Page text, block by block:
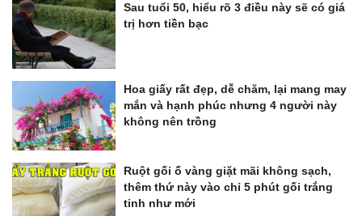
Sau tuổi 50, hiểu rõ 3 điều này sẽ có giá
trị hơn tiền bạc
Hoa giấy rất đẹp, dễ chăm, lại mang may
mắn và hạnh phúc nhưng 4 người này
không nên trồng
Ruột gối ố vàng giặt mãi không sạch,
thêm thứ này vào chỉ 5 phút gối trắng
tinh như mới